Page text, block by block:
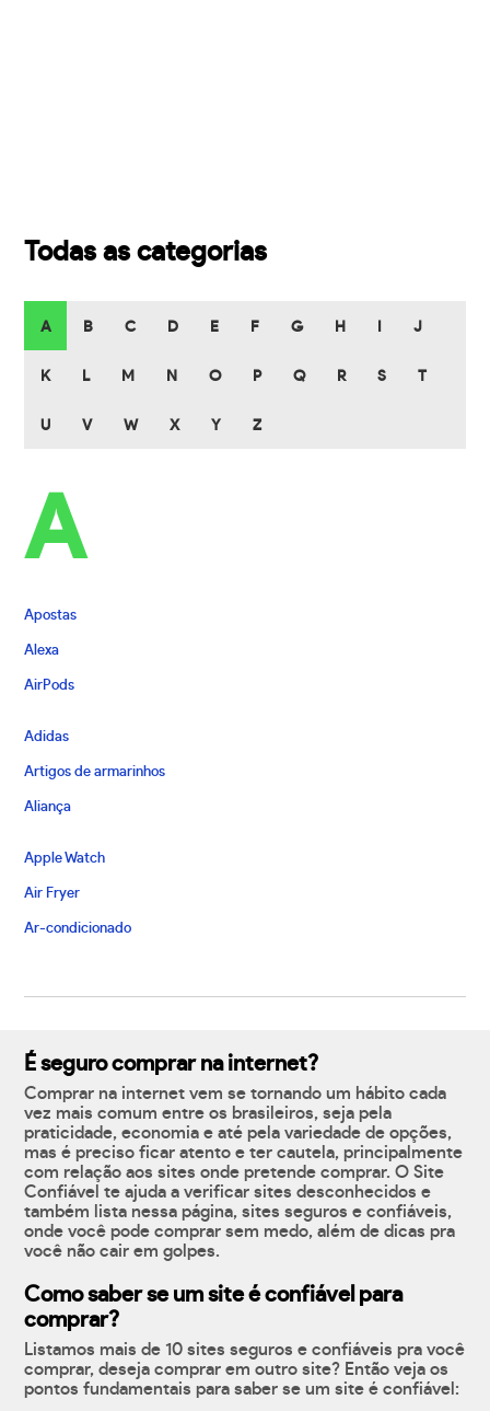
Todas as categorias
A B C D E F G H J
K L M N O P Q R S T
U V W X Y Z
A
Apostas
Alexa
AirPods
Adidas
Artigos de armarinhos
Aliança
Apple Watch
Air Fryer
Ar-condicionado
É seguro comprar na internet?
Comprar na internet vem se tornando um hábito cada
vez mais comum entre os brasileiros, seja pela
praticidade, economia e até pela variedade de opções,
mas é preciso ficar atento e ter cautela, principalmente
com relação aos sites onde pretende comprar. O Site
Confiável te ajuda a verificar sites desconhecidos e
também lista nessa página, sites seguros e confiáveis,
onde você pode comprar sem medo, além de dicas pra
você não cair em golpes.
Como saber se um site é confiável para
comprar?
Listamos mais de 10 sites seguros e confiáveis pra você
comprar, deseja comprar em outro site? Então veja os
pontos fundamentais para saber se um site é confiável: